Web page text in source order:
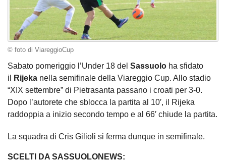
© foto di ViareggioCup
Sabato pomeriggio l’Under 18 del Sassuolo ha sfidato
il
Rijeka nella semifinale della Viareggio Cup. Allo stadio
“XIX settembre” di Pietrasanta passano i croati per 3-0.
Dopo l’autorete che sblocca la partita al 10′, il Rijeka
raddoppia a inizio secondo tempo e al 66′ chiude la partita.
La squadra di Cris Gilioli si ferma dunque in semifinale.
SCELTI DA SASSUOLONEWS: